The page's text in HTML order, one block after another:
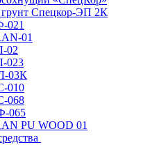
Спецкор-ЭП 2К
021
01
02
023
03К
010
068
065
PU WOOD 01